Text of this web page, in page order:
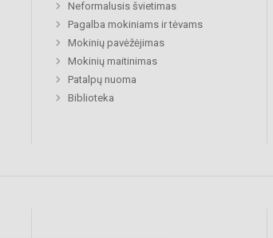
Neformalusis švietimas
Pagalba mokiniams ir tėvams
Mokinių pavėžėjimas
Mokinių maitinimas
Patalpų nuoma
Biblioteka